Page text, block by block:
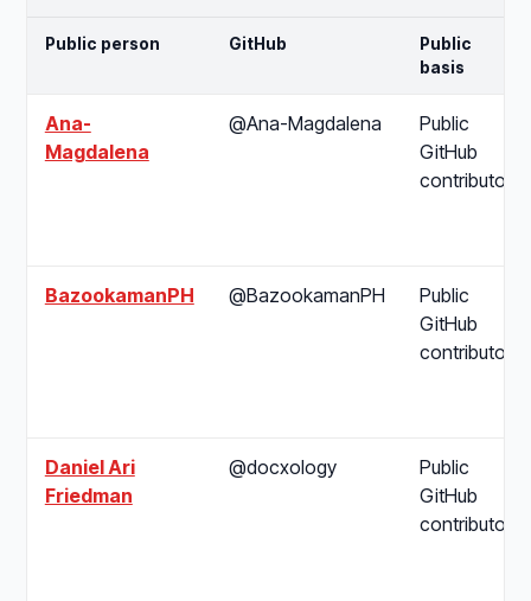
Public person GitHub
Public
basis
Ana-
Magdalena
@Ana-Magdalena
Public
GitHub
contributor
BazookamanPH @BazookamanPH
Public
GitHub
contributor
Daniel Ari
Friedman
@docxology
Public
GitHub
contributor